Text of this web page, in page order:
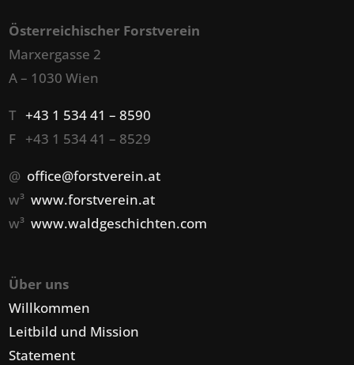
Österreichischer Forstverein
Marxergasse 2
A – 1030 Wien
T+43 1 534 41 – 8590
F +43 1 534 41 – 8529
@ office@forstverein.at
w³www.forstverein.at
w³www.waldgeschichten.com
Über uns
Willkommen
Leitbild und Mission
Statement